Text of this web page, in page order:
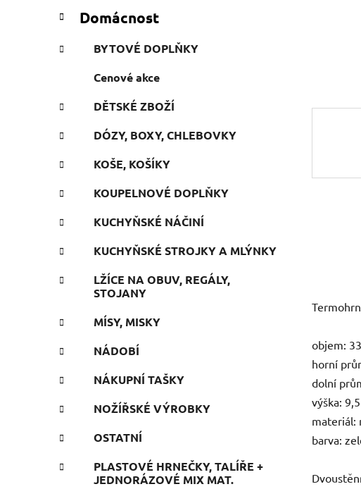
n
í
n
e
l
e
o
e
Domácnost
BYTOVÉ DOPLŇKY
Cenové akce
DĚTSKÉ ZBOŽÍ
DÓZY, BOXY, CHLEBOVKY
KOŠE, KOŠÍKY
KOUPELNOVÉ DOPLŇKY
KUCHYŇSKÉ NÁČINÍ
KUCHYŇSKÉ STROJKY A MLÝNKY
LŽÍCE NA OBUV, REGÁLY,
STOJANY
MÍSY, MISKY
NÁDOBÍ
NÁKUPNÍ TAŠKY
NOŽÍŘSKÉ VÝROBKY
OSTATNÍ
PLASTOVÉ HRNEČKY, TALÍŘE +
JEDNORÁZOVÉ MIX MAT.
objem:
horní
dolní
výška:
materiál:
barva: